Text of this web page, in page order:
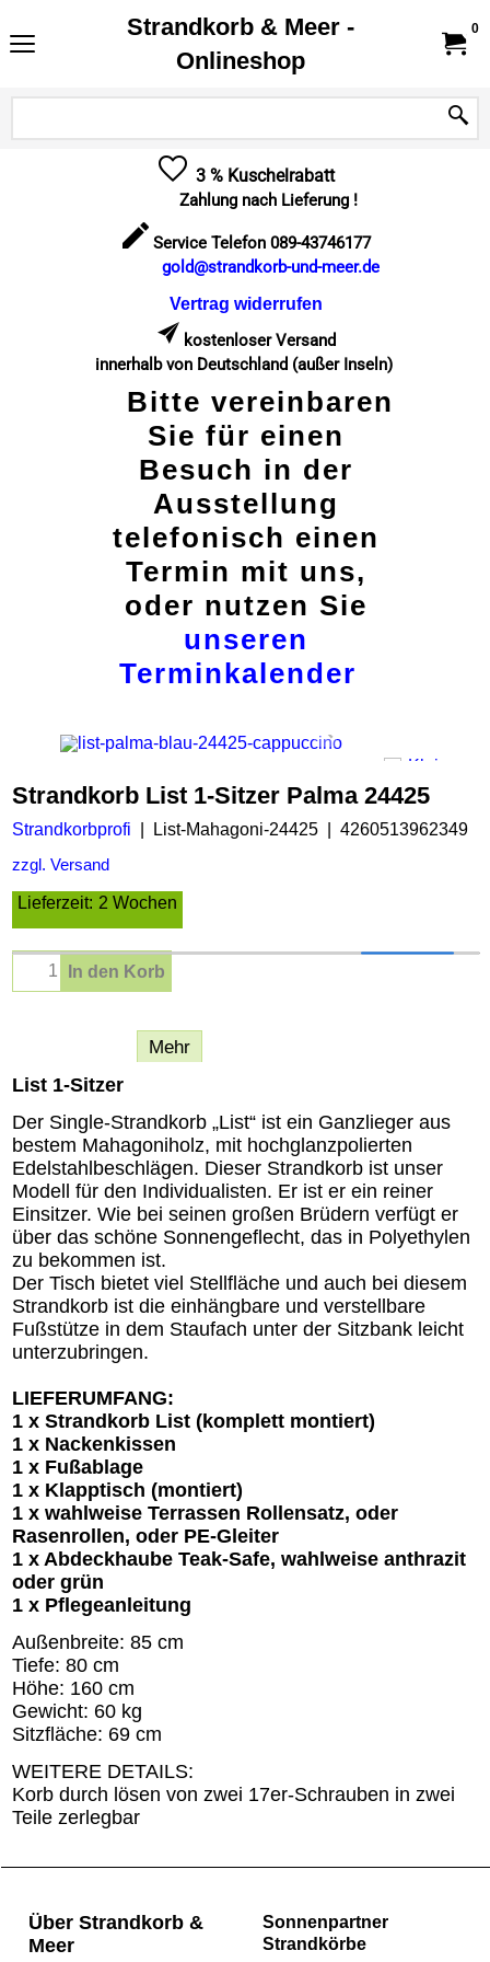
Strandkorb & Meer -
Onlineshop
0
3 % Kuschelrabatt
Zahlung nach Lieferung !
Service Telefon 089-43746177
gold@strandkorb-und-meer.de
Vertrag widerrufen
kostenloser Versand
innerhalb von Deutschland (außer Inseln)
Bitte vereinbaren
Sie für einen
Besuch in der
Ausstellung
telefonisch einen
Termin mit uns,
oder nutzen Sie
unseren
Terminkalender
Strandkorb List 1-Sitzer Palma 24425
Strandkorbprofi List-Mahagoni-24425 4260513962349
zzgl. Versand
Lieferzeit: 2 Wochen
In den Korb
Mehr
List 1-Sitzer
Der Single-Strandkorb „List“ ist ein Ganzlieger aus
bestem Mahagoniholz, mit hochglanzpolierten
Edelstahlbeschlägen. Dieser Strandkorb ist unser
Modell für den Individualisten. Er ist er ein reiner
Einsitzer. Wie bei seinen großen Brüdern verfügt er
über das schöne Sonnengeflecht, das in Polyethylen
zu bekommen ist.
Der Tisch bietet viel Stellfläche und auch bei diesem
Strandkorb ist die einhängbare und verstellbare
Fußstütze in dem Staufach unter der Sitzbank leicht
unterzubringen.
LIEFERUMFANG:
1 x Strandkorb List (komplett montiert)
1 x Nackenkissen
1 x Fußablage
1 x Klapptisch (montiert)
1 x wahlweise Terrassen Rollensatz, oder
Rasenrollen, oder PE-Gleiter
1 x Abdeckhaube Teak-Safe, wahlweise anthrazit
oder grün
1 x Pflegeanleitung
Außenbreite: 85 cm
Tiefe: 80 cm
Höhe: 160 cm
Gewicht: 60 kg
Sitzfläche: 69 cm
WEITERE DETAILS:
Korb durch lösen von zwei 17er-Schrauben in zwei
Teile zerlegbar
Sonnenpartner
Strandkörbe
Über Strandkorb &
Meer